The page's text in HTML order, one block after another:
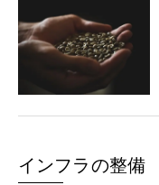
インフラの整備